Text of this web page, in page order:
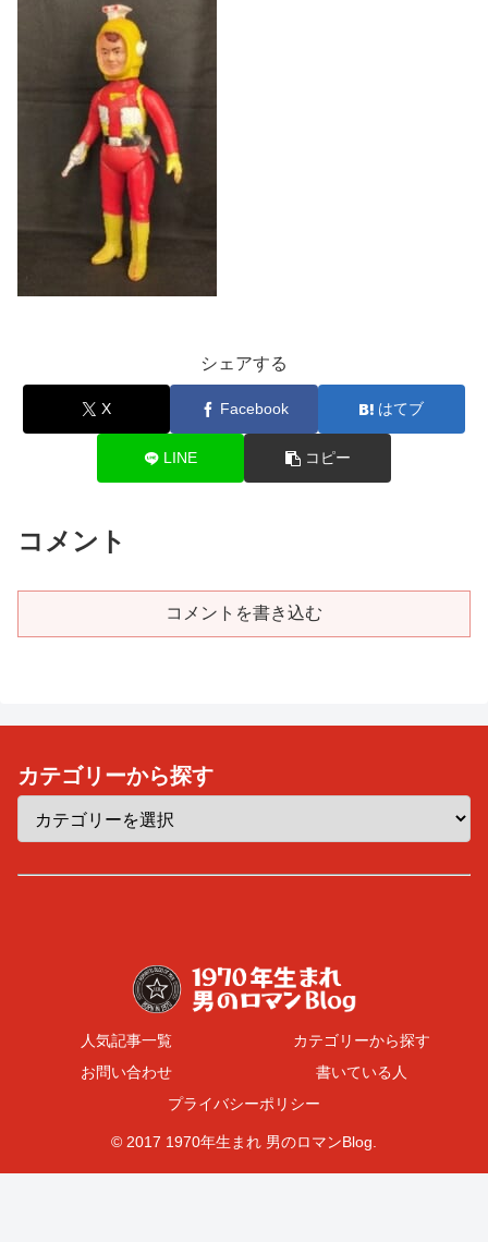
シェアする
X Facebook はてブ
LINE コピー
コメント
コメントを書き込む
カテゴリーから探す
人気記事一覧
カテゴリーから探す
お問い合わせ
書いている人
プライバシーポリシー
© 2017 1970年生まれ 男のロマンBlog.